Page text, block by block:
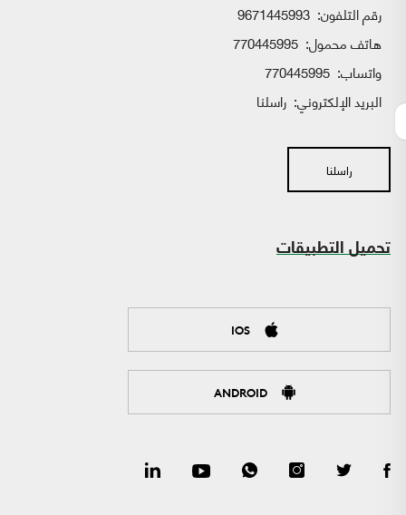
رقم التلفون: 9671445993
هاتف محمول: 770445995
واتساب:
البريد الإلكتروني: راسلنا
راسلنا
تحميل التطبيقات
IOS
ANDROID